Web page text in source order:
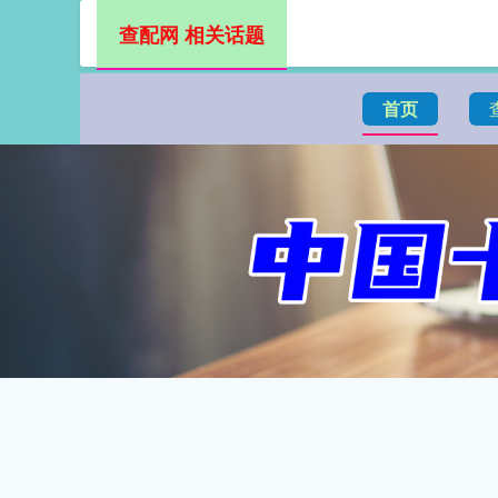
首页
查配网 相关话题